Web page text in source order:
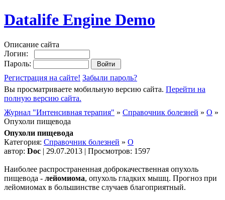
Datalife Engine Demo
Описание сайта
Логин:
Пароль:
Регистрация на сайте! Забыли пароль?
Вы просматриваете мобильную версию сайта. Перейти на
полную версию сайта.
Журнал "Интенсивная терапия" » Справочник болезней » О »
Опухоли пищевода
Опухоли пищевода
Категория: Справочник болезней » О
автор: Doc | 29.07.2013 | Просмотров: 1597
Наиболее распространенная доброкачественная опухоль
пищевода - лейомиома, опухоль гладких мышц. Прогноз при
лейомиомах в большинстве случаев благоприятный.